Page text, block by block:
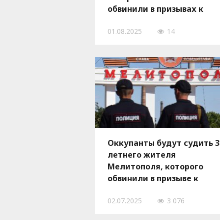
обвинили в призывах к
01.08.2025 14
Оккупанты будут судить
летнего жителя
Мелитополя, которого
обвинили в призыве к
02.07.2025 3 076